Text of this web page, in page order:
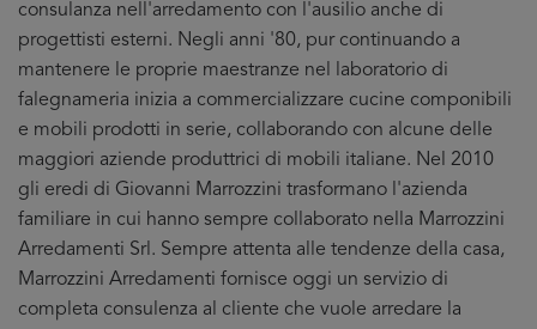
consulanza nell'arredamento con l'ausilio anche di
progettisti esterni. Negli anni '80, pur continuando a
mantenere le proprie maestranze nel laboratorio di
falegnameria inizia a commercializzare cucine componibili
e mobili prodotti in serie, collaborando con alcune delle
maggiori aziende produttrici di mobili italiane. Nel 2010
gli eredi di Giovanni Marrozzini trasformano l'azienda
familiare in cui hanno sempre collaborato nella Marrozzini
Arredamenti Srl. Sempre attenta alle tendenze della casa,
Marrozzini Arredamenti fornisce oggi un servizio di
completa consulenza al cliente che vuole arredare la